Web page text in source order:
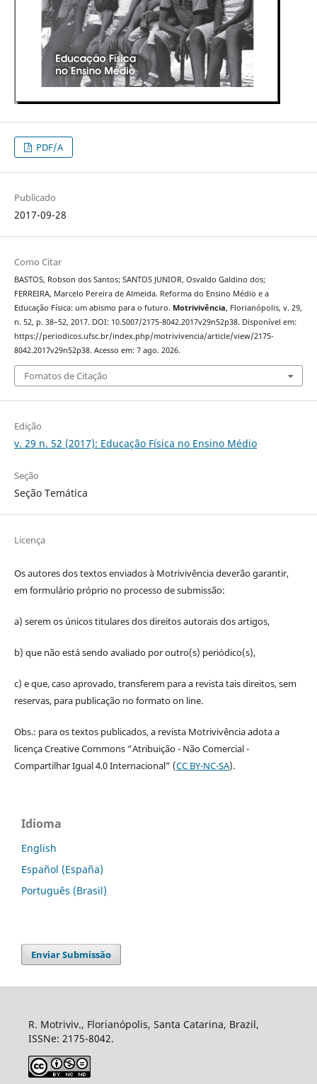
PDF/A
Publicado
2017-09-28
Como Citar
BASTOS, Robson dos Santos; SANTOS JUNIOR, Osvaldo Galdino dos;
FERREIRA, Marcelo Pereira de Almeida. Reforma do Ensino Médio e a
Educação Física: um abismo para o futuro. Motrivivência, Florianópolis, v. 29,
n. 52, p. 38–52, 2017. DOI: 10.5007/2175-8042.2017v29n52p38. Disponível em:
https://periodicos.ufsc.br/index.php/motrivivencia/article/view/2175-
8042.2017v29n52p38. Acesso em: 7 ago. 2026.
Fomatos de Citação
Edição
v. 29 n. 52 (2017): Educação Física no Ensino Médio
Seção
Seção Temática
Licença
Os autores dos textos enviados à Motrivivência deverão garantir,
em formulário próprio no processo de submissão:
a) serem os únicos titulares dos direitos autorais dos artigos,
b) que não está sendo avaliado por outro(s) periódico(s),
c) e que, caso aprovado, transferem para a revista tais direitos, sem
reservas, para publicação no formato on line.
Obs.: para os textos publicados, a revista Motrivivência adota a
licença Creative Commons “Atribuição - Não Comercial -
Compartilhar Igual 4.0 Internacional” (CC BY-NC-SA).
Idioma
English
Español (España)
Português (Brasil)
Enviar Submissão
R. Motriviv., Florianópolis, Santa Catarina, Brazil,
ISSNe: 2175-8042.